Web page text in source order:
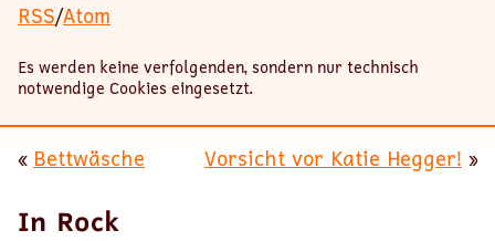
RSS/Atom
Es werden keine verfolgenden, sondern nur technisch
notwendige Cookies eingesetzt.
« Bettwäsche Vorsicht vor Katie Hegger! »
In Rock